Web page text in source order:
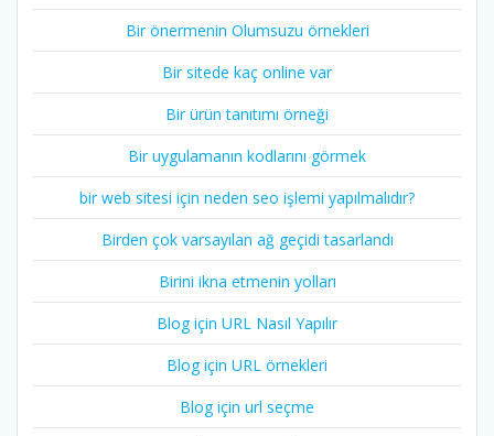
Bir önermenin Olumsuzu örnekleri
Bir sitede kaç online var
Bir ürün tanıtımı örneği
Bir uygulamanın kodlarını görmek
bir web sitesi için neden seo işlemi yapılmalıdır?
Birden çok varsayılan ağ geçidi tasarlandı
Birini ikna etmenin yolları
Blog için URL Nasıl Yapılır
Blog için URL örnekleri
Blog için url seçme